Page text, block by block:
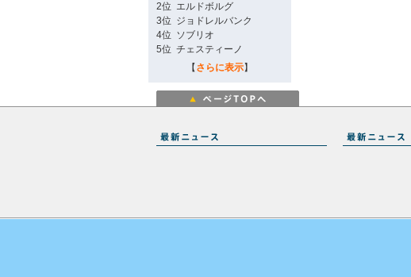
2位 エルドボルグ
3位 ジョドレルバンク
4位 ソブリオ
5位 チェスティーノ
【 さらに表示】